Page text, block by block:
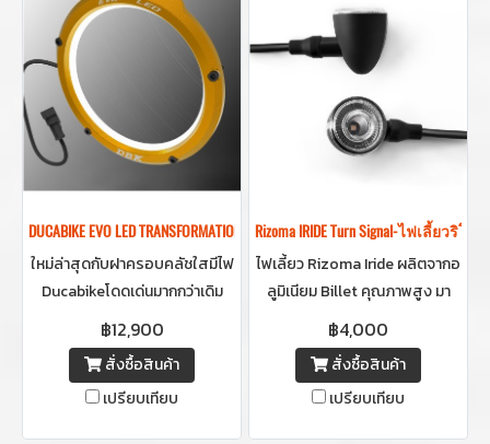
DUCABIKE EVO LED TRANSFORMATION KIT FOR CLEAR CLUTCH COVER
ใหม่ล่าสุดกับฝาครอบคลัชใสมีไฟ
Ducabikeโดดเด่นมากกว่าเดิม
ด้วยไฟส่องสว่างที่เลือกเปิดปิด
เองได้มีให้เลือกหลายสีสำหรับรถ
Ducati โดยเฉพาะ
฿12,900
สั่งซื้อสินค้า
เปรียบเทียบ
Rizoma IRIDE Turn Signal-ไฟเลี้ยวริโซ
ไฟเลี้ยว Rizoma Iride ผลิตจากอ
ลูมิเนียม Billet คุณภาพสูง มา
พร้อมเทคโนโลยี SMD LED รุ่น
ล่าสุด ที่ให้ความสว่างคมชัด และ
ผ่านมาตรฐานการรับรองยุโรป
เต็มรูปแบบ รูปทรงสวยเข้าได้กับ
฿4,000
สั่งซื้อสินค้า
เปรียบเทียบ